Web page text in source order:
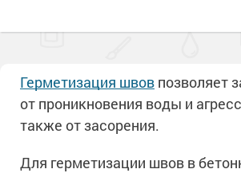
Герметизация швов позволяет
от проникновения воды и
также от засорения.
Для герметизации швов в